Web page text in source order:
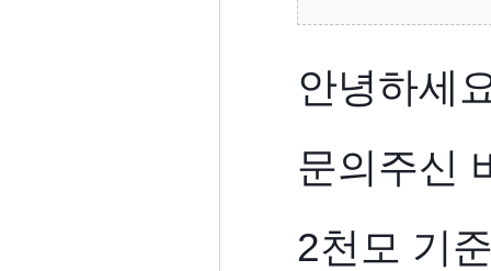
안녕하세
문의주신
2천모 기